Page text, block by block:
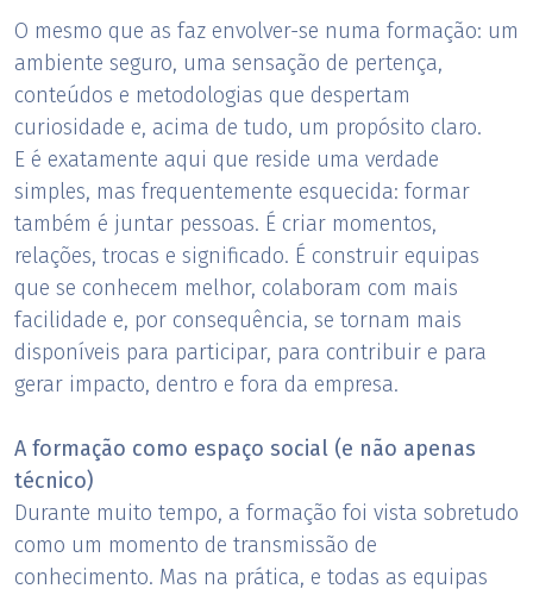
O mesmo que as faz envolver-se numa formação: um
ambiente seguro, uma sensação de pertença,
conteúdos e metodologias que despertam
curiosidade e, acima de tudo, um propósito claro.
E é exatamente aqui que reside uma verdade
simples, mas frequentemente esquecida: formar
também é juntar pessoas. É criar momentos,
relações, trocas e significado. É construir equipas
que se conhecem melhor, colaboram com mais
facilidade e, por consequência, se tornam mais
disponíveis para participar, para contribuir e para
gerar impacto, dentro e fora da empresa.
A formação como espaço social (e não apenas
técnico)
Durante muito tempo, a formação foi vista sobretudo
como um momento de transmissão de
conhecimento. Mas na prática, e todas as equipas